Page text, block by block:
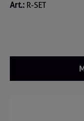
Art.: R-SET